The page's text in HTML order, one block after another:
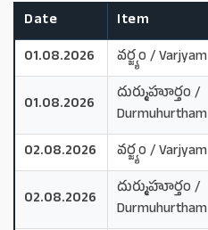
Date Item
01.08.2026
వర్జ్యం / Varjyam
01.08.2026
దుర్ముహూర్తం /
Durmuhurtham
02.08.2026
వర్జ్యం / Varjyam
02.08.2026
దుర్ముహూర్తం /
Durmuhurtham